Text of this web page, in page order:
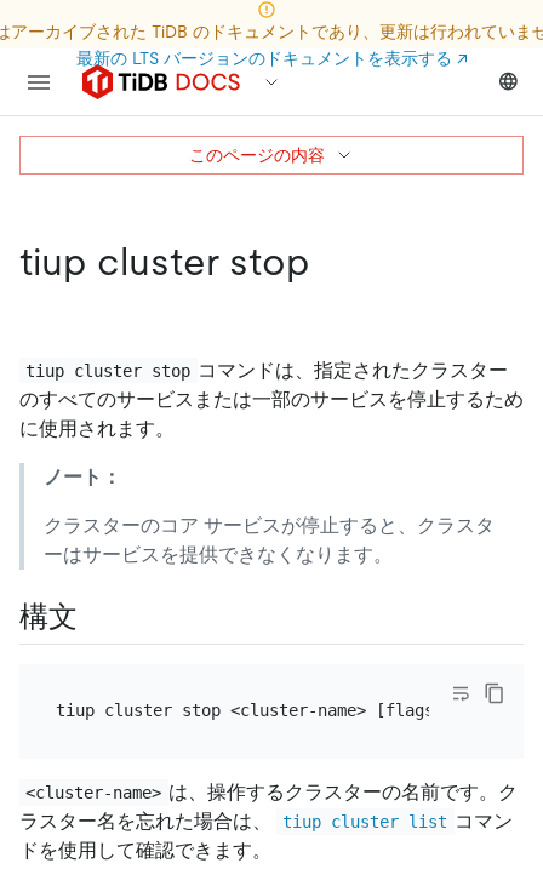
アーカイブされた TiDB のドキュメントであり、更新は行われていま
最新の LTS バージョンのドキュメントを表示する ↗
tiup cluster stop
tiup cluster stop コマンドは、指定されたクラスター
のすべてのサービスまたは一部のサービスを停止するため
に使用されます。
ノート：
クラスターのコア サービスが停止すると、クラスタ
ーはサービスを提供できなくなります。
構文
<cluster-name> は、操作するクラスターの名前です。ク
ラスター名を忘れた場合は、
tiup cluster list コマン
ドを使用して確認できます。
このページの内容